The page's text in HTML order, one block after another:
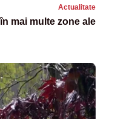
Actualitate
mai multe zone ale